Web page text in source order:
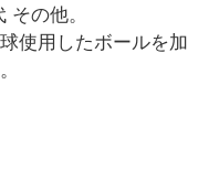
の他。
使用したボールを加